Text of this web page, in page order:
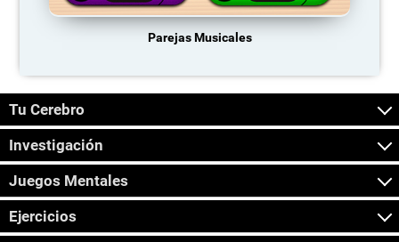
Parejas Musicales
Tu Cerebro
Investigación
Juegos Mentales
Ejercicios